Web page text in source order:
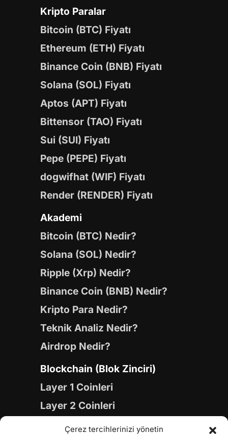
Çerez tercihlerinizi yönetin
Kripto Paralar
Bitcoin (BTC) Fiyatı
Ethereum (ETH) Fiyatı
Binance Coin (BNB) Fiyatı
Solana (SOL) Fiyatı
Aptos (APT) Fiyatı
Bittensor (TAO) Fiyatı
Sui (SUI) Fiyatı
Pepe (PEPE) Fiyatı
dogwifhat (WIF) Fiyatı
Render (RENDER) Fiyatı
Akademi
Bitcoin (BTC) Nedir?
Solana (SOL) Nedir?
Ripple (Xrp) Nedir?
Binance Coin (BNB) Nedir?
Kripto Para Nedir?
Teknik Analiz Nedir?
Airdrop Nedir?
Blockchain (Blok Zinciri)
Layer 1 Coinleri
Layer 2 Coinleri
Yapay Zeka (AI) Coinleri